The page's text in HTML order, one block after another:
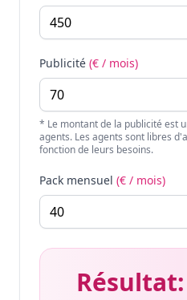
Publicité (€ / mois)
* Le montant de la publicité est
agents. Les agents sont libres
fonction de leurs besoins.
Pack mensuel (€ / mois)
Résultat: